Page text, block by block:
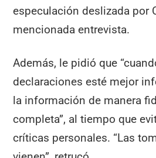
especulación deslizada por
mencionada entrevista.
Además, le pidió que
declaraciones esté mejor
la información de manera
completa”, al tiempo que
críticas personales. “Las